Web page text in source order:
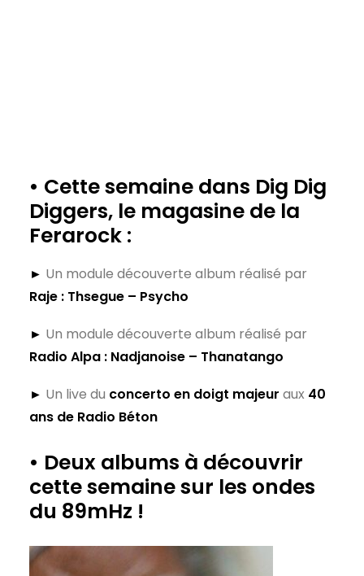
• Cette semaine dans Dig Dig
Diggers, le magasine de la
Ferarock :
► Un module découverte album réalisé par
Raje : Thsegue – Psycho
► Un module découverte album réalisé par
Radio Alpa : Nadjanoise – Thanatango
► Un live du concerto en doigt majeur aux 40
ans de Radio Béton
• Deux albums à découvrir
cette semaine sur les ondes
du 89mHz !